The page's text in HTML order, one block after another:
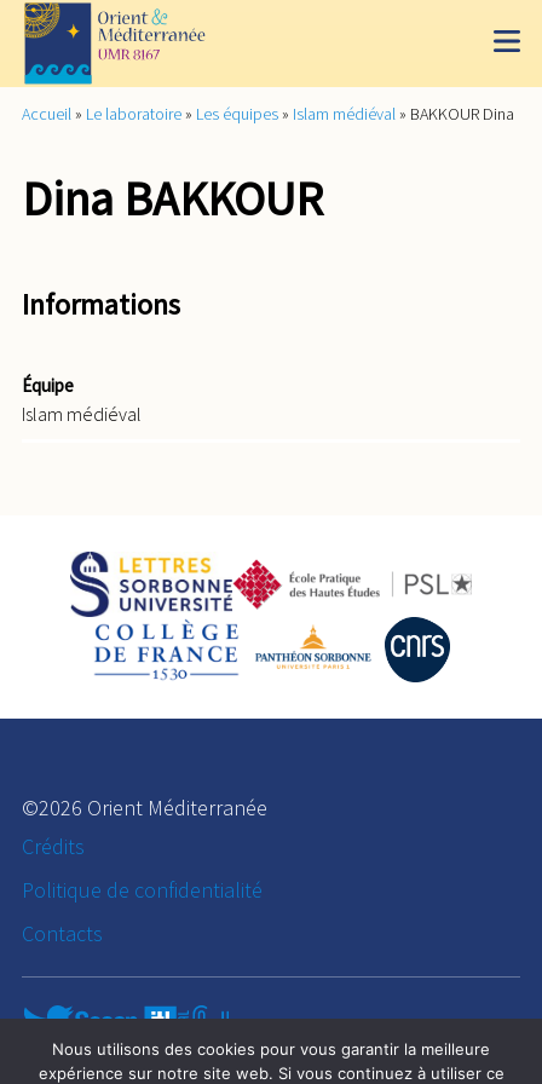
Accueil » Le laboratoire » Les équipes » Islam médiéval » BAKKOUR Dina
Dina BAKKOUR
Informations
Équipe
Islam médiéval
©2026 Orient Méditerranée
Crédits
Politique de confidentialité
Contacts
Nous utilisons des cookies pour vous garantir la meilleure
expérience sur notre site web. Si vous continuez à utiliser ce